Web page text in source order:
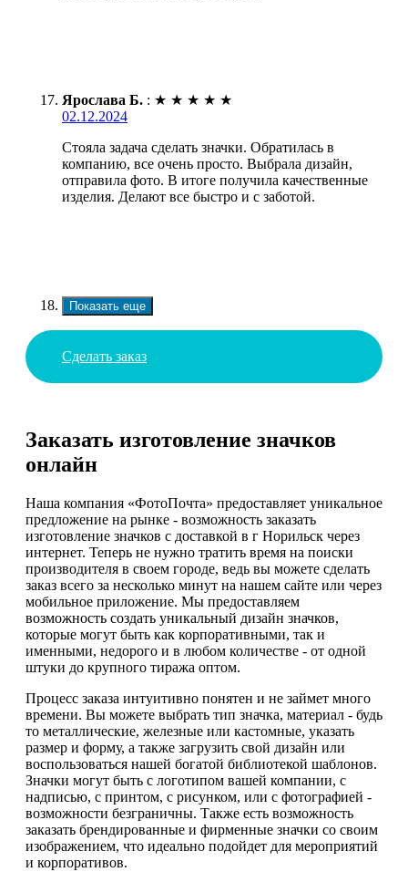
Ярослава Б. : ★ ★ ★ ★ ★
02.12.2024
Стояла задача сделать значки. Обратилась в
компанию, все очень просто. Выбрала дизайн,
отправила фото. В итоге получила качественные
изделия. Делают все быстро и с заботой.
Показать еще
Сделать заказ
Заказать изготовление значков
онлайн
Наша компания «ФотоПочта» предоставляет уникальное
предложение на рынке - возможность заказать
изготовление значков с доставкой в г Норильск через
интернет. Теперь не нужно тратить время на поиски
производителя в своем городе, ведь вы можете сделать
заказ всего за несколько минут на нашем сайте или через
мобильное приложение. Мы предоставляем
возможность создать уникальный дизайн значков,
которые могут быть как корпоративными, так и
именными, недорого и в любом количестве - от одной
штуки до крупного тиража оптом.
Процесс заказа интуитивно понятен и не займет много
времени. Вы можете выбрать тип значка, материал - будь
то металлические, железные или кастомные, указать
размер и форму, а также загрузить свой дизайн или
воспользоваться нашей богатой библиотекой шаблонов.
Значки могут быть с логотипом вашей компании, с
надписью, с принтом, с рисунком, или с фотографией -
возможности безграничны. Также есть возможность
заказать брендированные и фирменные значки со своим
изображением, что идеально подойдет для мероприятий
и корпоративов.